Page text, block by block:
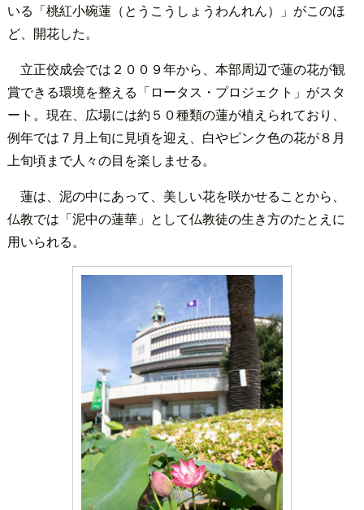
いる「桃紅小碗蓮（とうこうしょうわんれん）」がこのほ
ど、開花した。
立正佼成会では２００９年から、本部周辺で蓮の花が観
賞できる環境を整える「ロータス・プロジェクト」がスタ
ート。現在、広場には約５０種類の蓮が植えられており、
例年では７月上旬に見頃を迎え、白やピンク色の花が８月
上旬頃まで人々の目を楽しませる。
蓮は、泥の中にあって、美しい花を咲かせることから、
仏教では「泥中の蓮華」として仏教徒の生き方のたとえに
用いられる。